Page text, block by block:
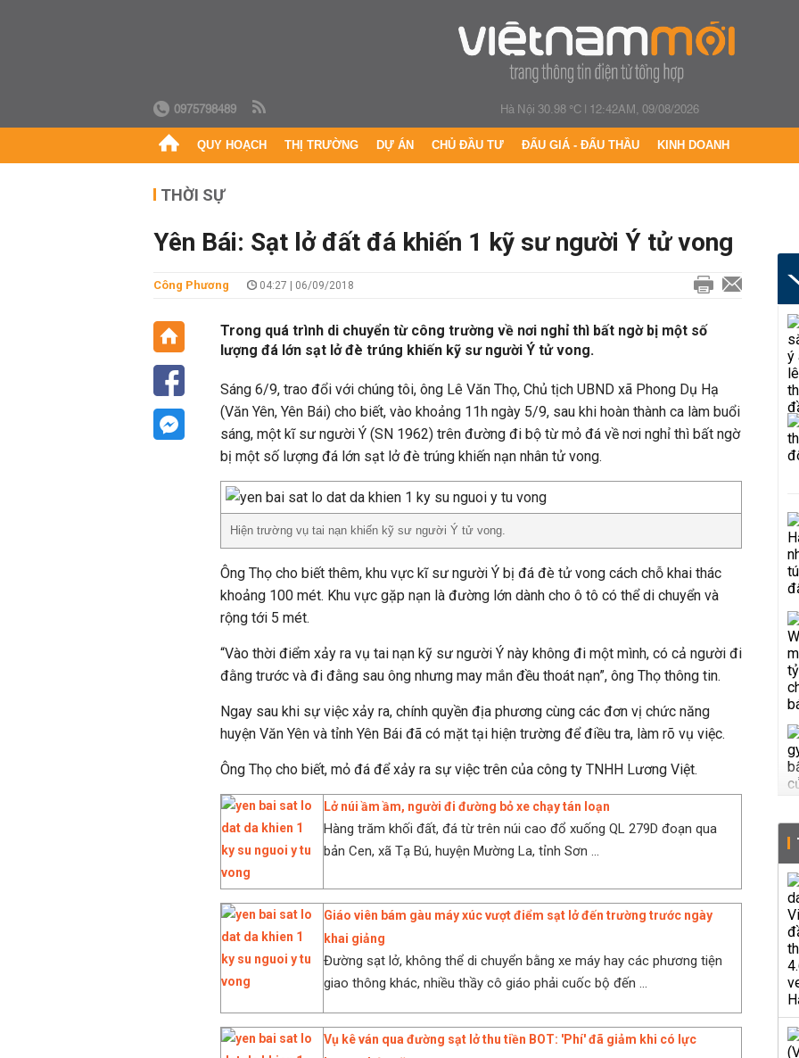
0975798489 Hà Nội 30.98 °C| 12:42AM, 09/08/2026
QUY HOẠCH THỊ TRƯỜNG DỰ ÁN CHỦ ĐẦU TƯ ĐẤU GIÁ - ĐẤU THẦU KINH DOANH
THỜI SỰ
Yên Bái: Sạt lở đất đá khiến 1 kỹ sư người Ý tử vong
Công Phương 04:27 | 06/09/2018
Trong quá trình di chuyển từ công trường về nơi nghỉ thì bất ngờ bị một số
lượng đá lớn sạt lở đè trúng khiến kỹ sư người Ý tử vong.
Sáng 6/9, trao đổi với chúng tôi, ông Lê Văn Thọ, Chủ tịch UBND xã Phong Dụ Hạ
(Văn Yên, Yên Bái) cho biết, vào khoảng 11h ngày 5/9, sau khi hoàn thành ca làm buổi
sáng, một kĩ sư người Ý (SN 1962) trên đường đi bộ từ mỏ đá về nơi nghỉ thì bất ngờ
bị một số lượng đá lớn sạt lở đè trúng khiến nạn nhân tử vong.
Hiện trường vụ tai nạn khiến kỹ sư người Ý tử vong.
Ông Thọ cho biết thêm, khu vực kĩ sư người Ý bị đá đè tử vong cách chỗ khai thác
khoảng 100 mét. Khu vực gặp nạn là đường lớn dành cho ô tô có thể di chuyển và
rộng tới 5 mét.
“Vào thời điểm xảy ra vụ tai nạn kỹ sư người Ý này không đi một mình, có cả người đi
đằng trước và đi đằng sau ông nhưng may mắn đều thoát nạn”, ông Thọ thông tin.
Ngay sau khi sự việc xảy ra, chính quyền địa phương cùng các đơn vị chức năng
huyện Văn Yên và tỉnh Yên Bái đã có mặt tại hiện trường để điều tra, làm rõ vụ việc.
Ông Thọ cho biết, mỏ đá để xảy ra sự việc trên của công ty TNHH Lương Việt.
Lở núi ầm ầm, người đi đường bỏ xe chạy tán loạn
Hàng trăm khối đất, đá từ trên núi cao đổ xuống QL 279D đoạn qua
bản Cen, xã Tạ Bú, huyện Mường La, tỉnh Sơn ...
Giáo viên bám gàu máy xúc vượt điểm sạt lở đến trường trước ngày
khai giảng
Đường sạt lở, không thể di chuyển bằng xe máy hay các phương tiện
giao thông khác, nhiều thầy cô giáo phải cuốc bộ đến ...
Vụ kê ván qua đường sạt lở thu tiền BOT: 'Phí' đã giảm khi có lực